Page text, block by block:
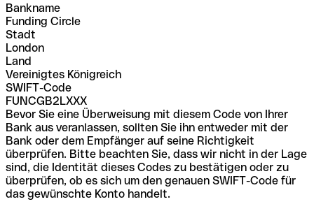
Bankname
Funding Circle
Stadt
London
Land
Vereinigtes Königreich
SWIFT-Code
FUNCGB2LXXX
Bevor Sie eine Überweisung mit diesem Code von Ihrer
Bank aus veranlassen, sollten Sie ihn entweder mit der
Bank oder dem Empfänger auf seine Richtigkeit
überprüfen. Bitte beachten Sie, dass wir nicht in der Lage
sind, die Identität dieses Codes zu bestätigen oder zu
überprüfen, ob es sich um den genauen SWIFT-Code für
das gewünschte Konto handelt.